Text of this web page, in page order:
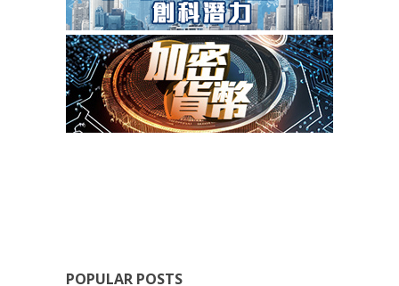
POPULAR POSTS